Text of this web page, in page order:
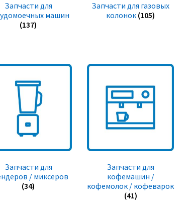
Запчасти для
машин
(137)
Запчасти для газовых
колонок (105)
Запчасти для
/ миксеров
(34)
Запчасти для
кофемашин /
кофемолок / кофеварок
(41)